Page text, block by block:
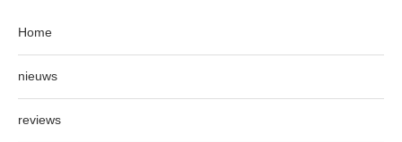
Home
nieuws
reviews